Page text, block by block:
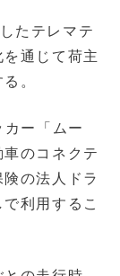
たテレマテ
通じて荷主
。
ー「ムー
のコネクテ
の法人ドラ
利用するこ